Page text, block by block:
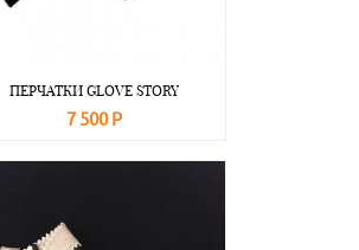
ПЕРЧАТКИ GLOVE STORY
7 500 Р